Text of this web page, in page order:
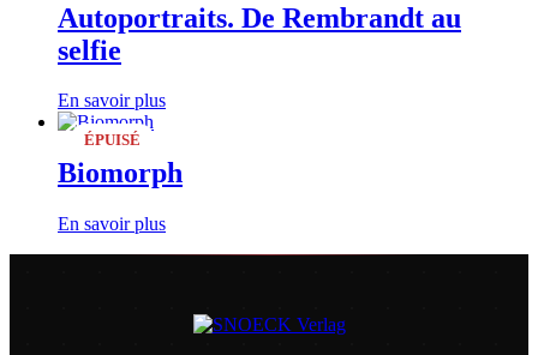
Autoportraits. De Rembrandt au
selfie
En savoir plus
ÉPUISÉ
Biomorph
En savoir plus